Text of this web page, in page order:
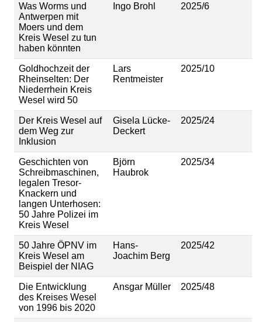
Was Worms und
Antwerpen mit
Moers und dem
Kreis Wesel zu tun
haben könnten
Ingo Brohl 2025/6
Goldhochzeit der
Rheinselten: Der
Niederrhein Kreis
Wesel wird 50
Lars
Rentmeister
2025/10
Der Kreis Wesel auf
dem Weg zur
Inklusion
Gisela Lücke-
Deckert
2025/24
Geschichten von
Schreibmaschinen,
legalen Tresor-
Knackern und
langen Unterhosen:
50 Jahre Polizei im
Kreis Wesel
Björn
Haubrok
2025/34
50 Jahre ÖPNV im
Kreis Wesel am
Beispiel der NIAG
Hans-
Joachim Berg
2025/42
Die Entwicklung
des Kreises Wesel
von 1996 bis 2020
Ansgar Müller 2025/48